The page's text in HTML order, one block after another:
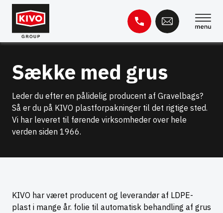
Spring
efter:
Videnbase Kontakt
Sække med grus
Leder du efter en pålidelig producent af Gravelbags?
Så er du på KIVO plastforpakninger til det rigtige sted.
Vi har leveret til førende virksomheder over hele
verden siden 1966.
KIVO har været producent og leverandør af LDPE-
plast i mange år. folie til automatisk behandling af grus